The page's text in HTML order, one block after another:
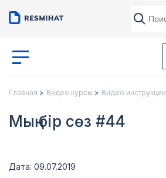
Главная Видео курсы Видео инструкции
Мың бір сөз #44
Дата: 09.07.2019